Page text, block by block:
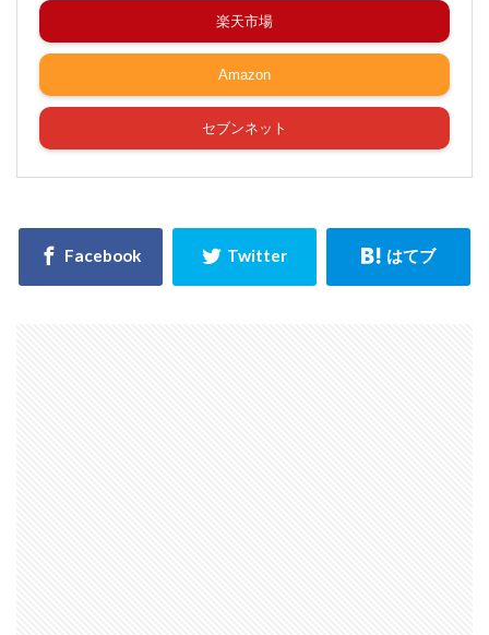
楽天市場
Amazon
セブンネット